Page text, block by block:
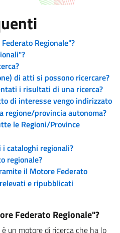
Regionale"?
di atti si possono ricercare?
i risultati di una ricerca?
di interesse vengo indirizzato
regione/provincia autonoma?
le Regioni/Province
cataloghi regionali?
regionale?
il Motore Federato
e ripubblicati
Federato Regionale"?
un motore di ricerca che ha lo